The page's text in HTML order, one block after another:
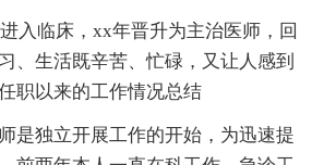
入临床，xx年晋升为主治医师，回
、生活既辛苦、忙碌，又让人感到
职以来的工作情况总结
是独立开展工作的开始，为迅速提